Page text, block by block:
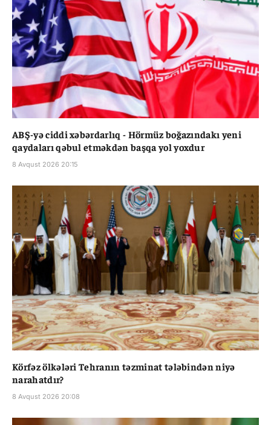
ABŞ-yə ciddi xəbərdarlıq - Hörmüz boğazındakı yeni
qaydaları qəbul etməkdən başqa yol yoxdur
8 Avqust 2026 20:15
Körfəz ölkələri Tehranın təzminat tələbindən niyə
narahatdır?
8 Avqust 2026 20:08